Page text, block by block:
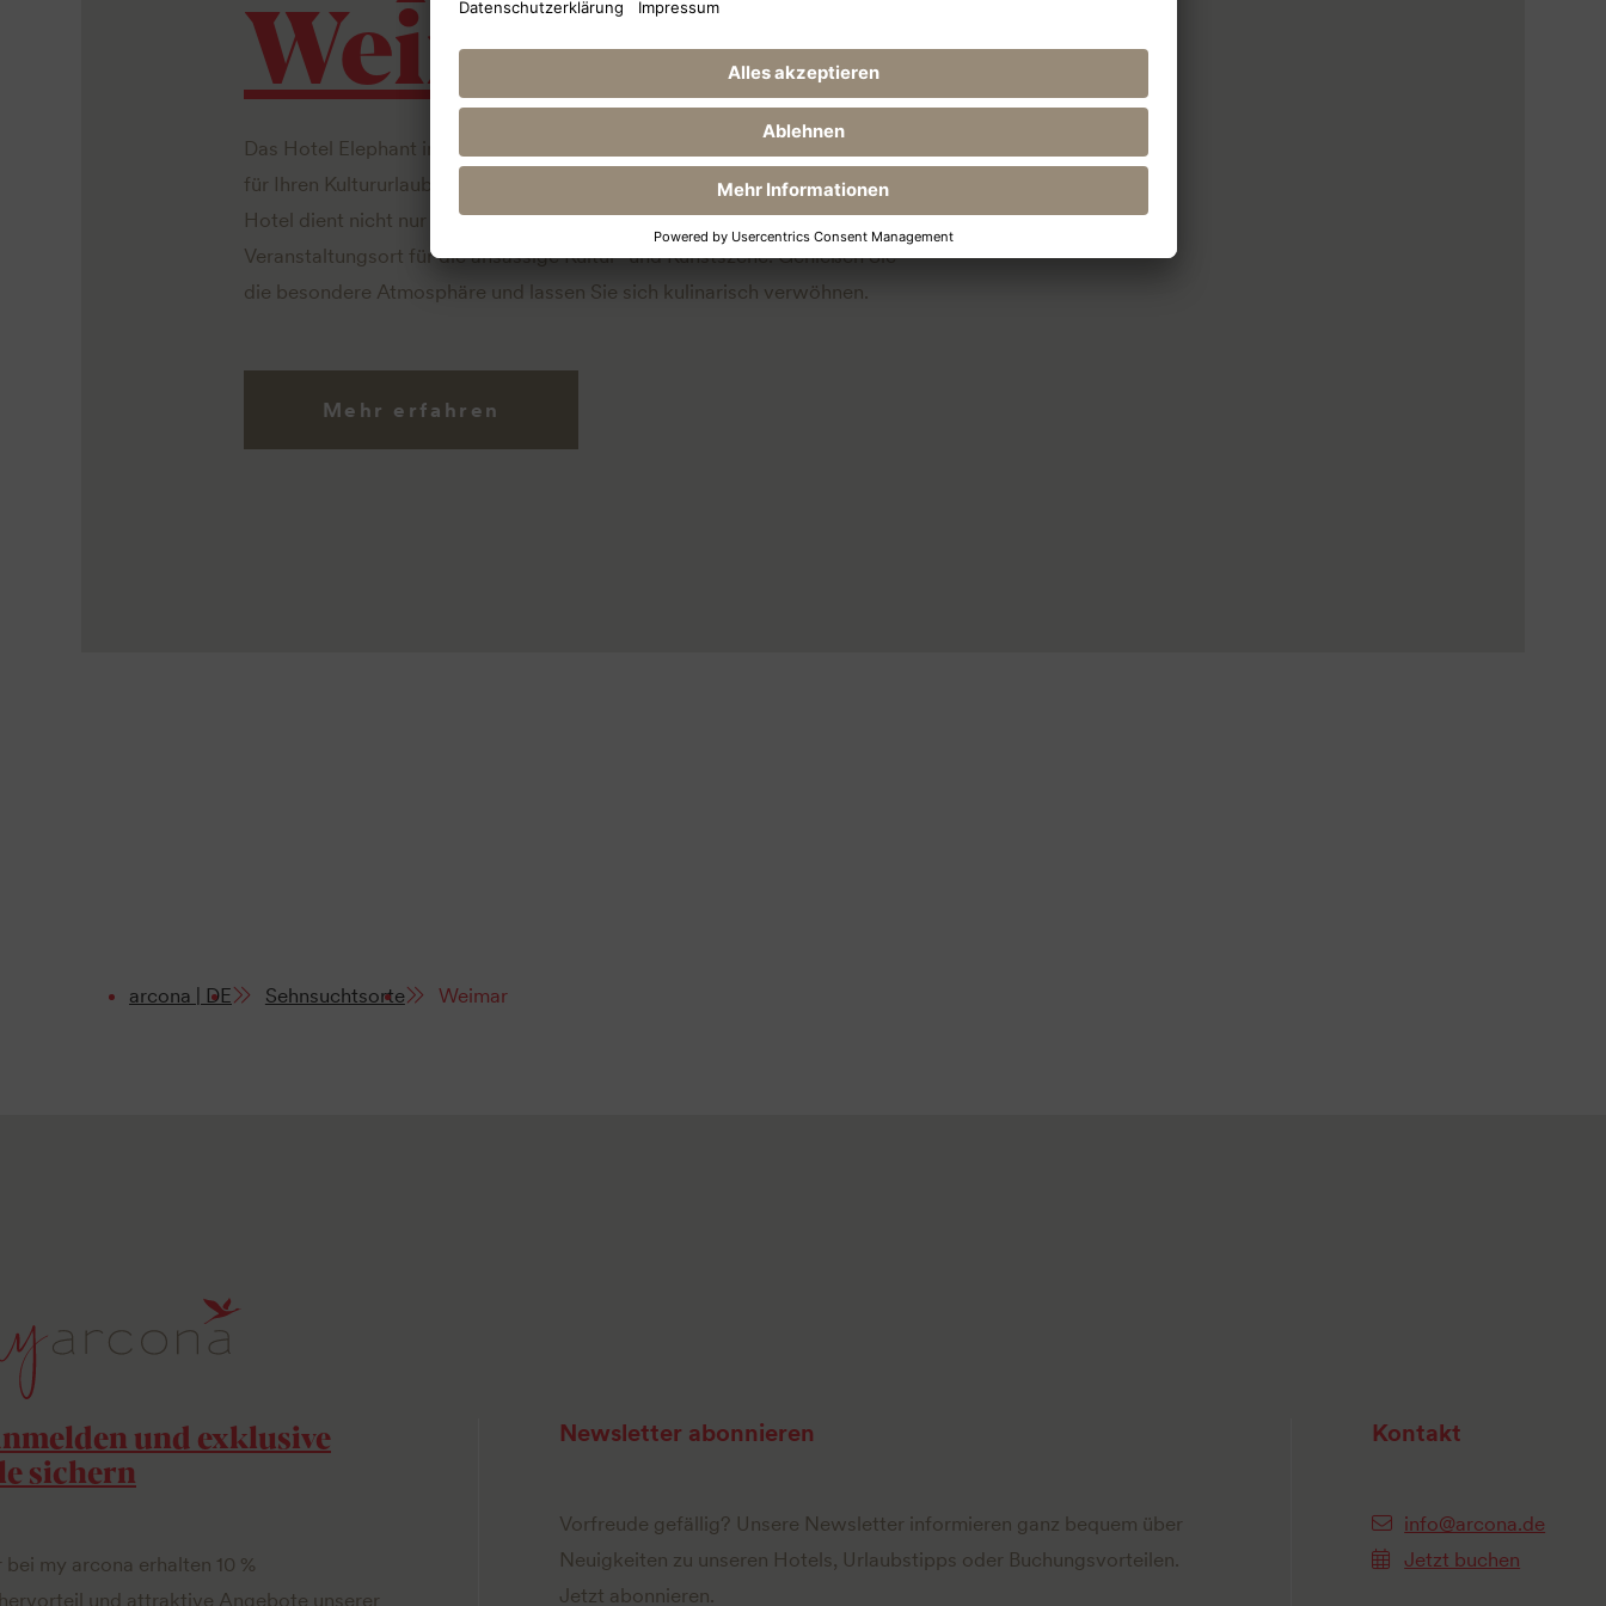
Weimar
Das Hotel Elephant im Herzen Weimars ist der perfekte Ausgangspunkt
für Ihren Kultururlaub. Hier finden Begegnungen statt, die inspirieren: Das
Hotel dient nicht nur als Unterkunft, sondern ist auch Kulturinstitution und
Veranstaltungsort für die ansässige Kultur- und Kunstszene. Genießen Sie
die besondere Atmosphäre und lassen Sie sich kulinarisch verwöhnen.
Mehr erfahren
arcona | DE Sehnsuchtsorte Weimar
und exklusive
sichern
my arcona erhalten 10 %
und attraktive Angebote unserer
Newsletter abonnieren
Vorfreude gefällig? Unsere Newsletter informieren ganz bequem über
Neuigkeiten zu unseren Hotels, Urlaubstipps oder Buchungsvorteilen.
Jetzt abonnieren.
Kontakt
info@arcona.de
Jetzt buchen